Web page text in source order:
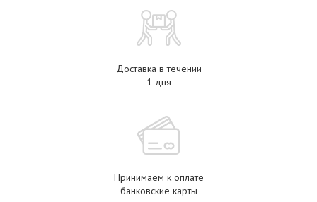
Доставка в течении
1 дня
Принимаем к оплате
банковские карты